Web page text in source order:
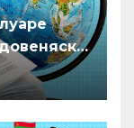
але